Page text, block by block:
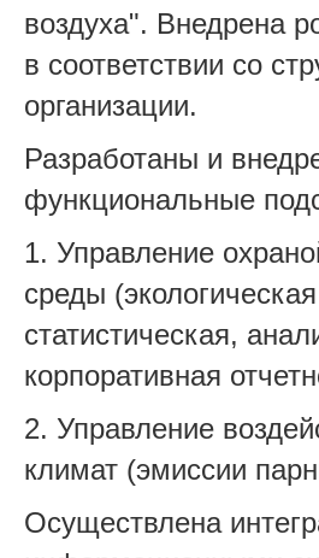
воздуха". Внедрена
в соответствии со
организации.
Разработаны и
функциональные
1. Управление
среды (экологическая
статистическая,
корпоративная
2. Управление
климат (эмиссии
Осуществлена